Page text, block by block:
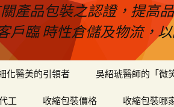
產品包裝之認證，提高
臨 時性倉儲及物流，
化醫美的引領者 吳紹琥醫師的「微
工 收縮包裝價格 收縮包裝哪